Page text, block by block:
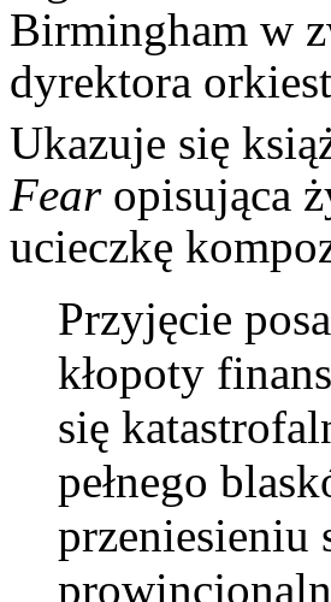
Birmingham w
dyrektora
Ukazuje się
Fearopisująca
ucieczkę
Przyjęcie
kłopoty
się
pełnego
przeniesieniu